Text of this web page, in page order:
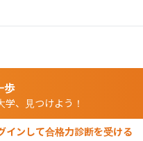
歩
学、見つけよう！
インして合格力診断を受ける